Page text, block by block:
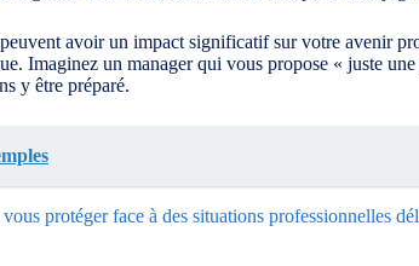
avoir un impact significatif sur votre avenir
Imaginez un manager qui vous propose « juste
y être préparé.
vous protéger face à des situations professionnelles